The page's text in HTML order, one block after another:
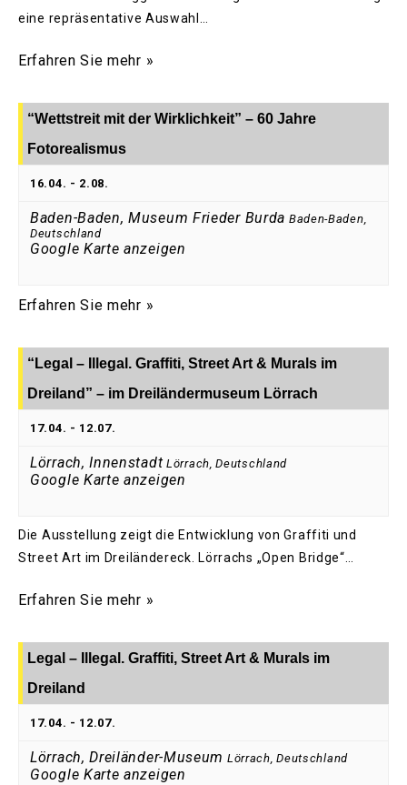
eine repräsentative Auswahl…
Erfahren Sie mehr »
“Wettstreit mit der Wirklichkeit” – 60 Jahre
Fotorealismus
16.04. - 2.08.
Baden-Baden, Museum Frieder Burda Baden-Baden,
Deutschland
Google Karte anzeigen
Erfahren Sie mehr »
“Legal – Illegal. Graffiti, Street Art & Murals im
Dreiland” – im Dreiländermuseum Lörrach
17.04. - 12.07.
Lörrach, Innenstadt Lörrach, Deutschland
Google Karte anzeigen
Die Ausstellung zeigt die Entwicklung von Graffiti und
Street Art im Dreiländereck. Lörrachs „Open Bridge“…
Erfahren Sie mehr »
Legal – Illegal. Graffiti, Street Art & Murals im
Dreiland
17.04. - 12.07.
Lörrach, Dreiländer-Museum Lörrach, Deutschland
Google Karte anzeigen